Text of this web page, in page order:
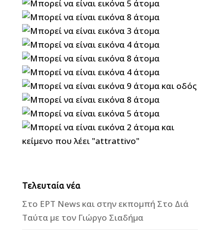
Τελευταία νέα
Στο ΕΡΤ News και στην εκπομπή Στο Διά
Ταύτα με τον Γιώργο Σιαδήμα